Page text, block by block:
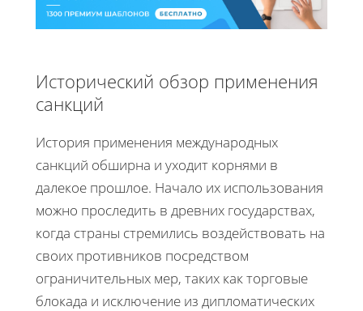
Исторический обзор применения
санкций
История применения международных
санкций обширна и уходит корнями в
далекое прошлое. Начало их использования
можно проследить в древних государствах,
когда страны стремились воздействовать на
своих противников посредством
ограничительных мер, таких как торговые
блокада и исключение из дипломатических